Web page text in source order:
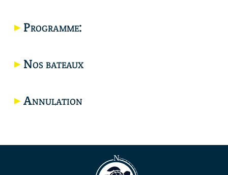
Programme:
Nos bateaux
Annulation